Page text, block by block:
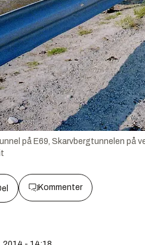
på E69, Skarvbergtunnelen på
Kommenter